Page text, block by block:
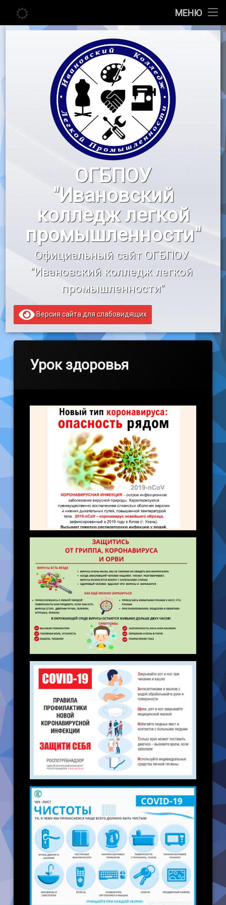
МЕНЮ
Главная
Педагогу
Воспитательная работа
«Профессионалы»
«Профессионалитет»
Образовательный кредит
Перейти
ОГБПОУ
"Ивановский
колледж легкой
промышленности"
Официальный сайт ОГБПОУ
"Ивановский колледж легкой
промышленности"
Версия сайта для слабовидящих
Урок здоровья